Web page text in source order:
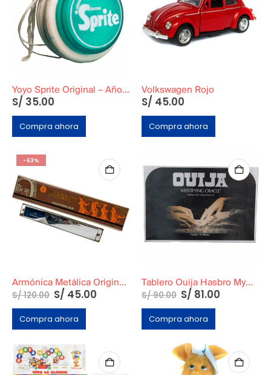
Yoyo Sprite Original – Años 80
S/ 35.00
Compra ahora
Volkswagen Rojo
S/ 45.00
Compra ahora
-63%
Armónica Metálica Original Funcional Marca Blessing 1950
S/120.00 El
precio
original
era:
S/ 120.00.
S/ 45.00El
Compra ahora
Tablero Ouija Hasbro Mystifying Oracle
S/90.00 S/ 81.00
Compra ahora